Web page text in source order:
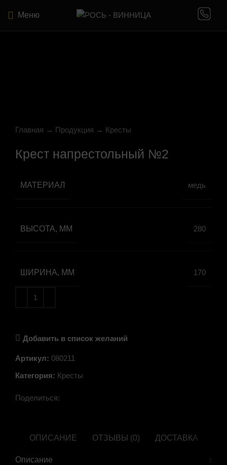
Меню
Главная → Продукция → Кресты
Крест напрестольный №2
МАТЕРИАЛ медь
ВЫСОТА, ММ 280
ШИРИНА, ММ 170
Добавить в список желаний
Артикул: 080211
Категория: Кресты
Поделиться:
ОПИСАНИЕ ОТЗЫВЫ (0) ДОСТАВКА
Описание